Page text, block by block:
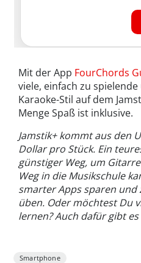
Mit der App FourChords
viele, einfach zu
Karaoke-Stil auf dem
Menge Spaß ist inklusive.
Jamstik+ kommt aus den
Dollar pro Stück. Ein
günstiger Weg, um
Weg in die Musikschule
smarter Apps sparen und
üben. Oder möchtest Du
lernen? Auch dafür gibt es
Smartphone